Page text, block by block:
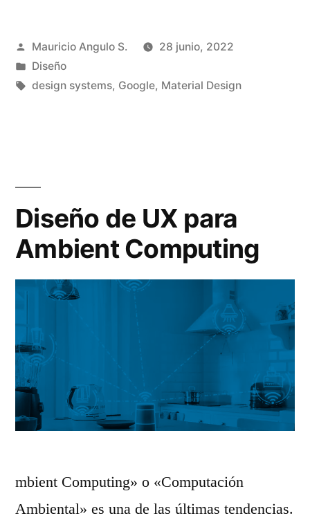
Publicado
por
Mauricio Angulo S.
28 junio, 2022
Publicado
en
Diseño
Etiquetas:
design systems, Google, Material Design
Diseño de UX para
Ambient Computing
mbient Computing» o «Computación
Ambiental» es una de las últimas tendencias.